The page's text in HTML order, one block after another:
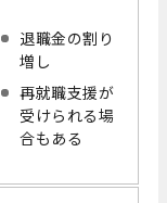
退職金の割り
増し
再就職支援が
受けられる場
合もある